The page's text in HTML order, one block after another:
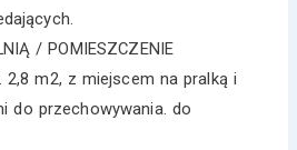
/ POMIESZCZENIE
2,8 m2, z miejscem na pralką i
do przechowywania. do